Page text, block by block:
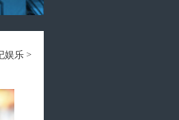
娱乐 >